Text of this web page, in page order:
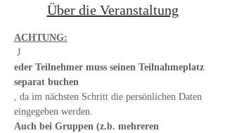
Über die Veranstaltung
ACHTUNG:
J
eder Teilnehmer muss seinen Teilnahmeplatz
separat buchen
, da im nächsten Schritt die persönlichen Daten
eingegeben werden.
Auch bei Gruppen (z.b. mehreren